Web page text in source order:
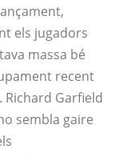
els jugadors
massa bé
recent
Garfield
sembla gaire